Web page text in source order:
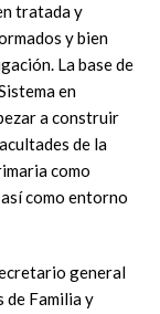
tratada y
y bien
La base de
en
a construir
de la
como
como entorno
general
de Familia y